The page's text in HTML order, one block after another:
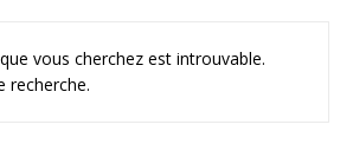
vous cherchez est introuvable.
recherche.